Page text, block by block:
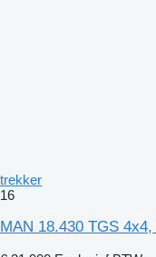
trekker
16
MAN 18.430 TGS